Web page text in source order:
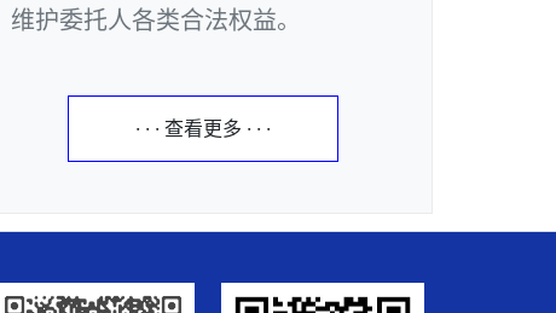
维护委托人各类合法权益。
· · · 查看更多 · · ·